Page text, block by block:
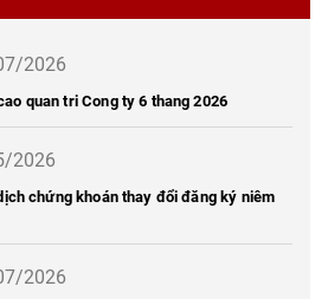
2026
quan tri Cong ty 6 thang 2026
2026
chứng khoán thay đổi đăng ký niêm
2026